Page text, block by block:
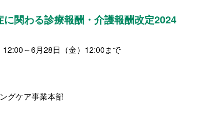
関わる診療報酬・介護報酬改定2024
12:00～6月28日（金） 12:00まで
ケア事業本部